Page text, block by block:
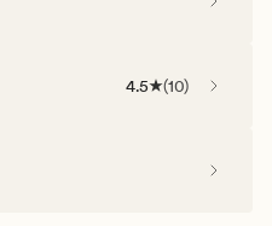
4.5 (10)